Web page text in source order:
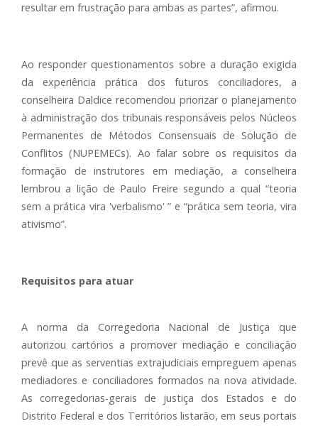
resultar em frustração para ambas as partes”, afirmou.
Ao responder questionamentos sobre a duração exigida
da experiência prática dos futuros conciliadores, a
conselheira Daldice recomendou priorizar o planejamento
à administração dos tribunais responsáveis pelos Núcleos
Permanentes de Métodos Consensuais de Solução de
Conflitos (NUPEMECs). Ao falar sobre os requisitos da
formação de instrutores em mediação, a conselheira
lembrou a lição de Paulo Freire segundo a qual “teoria
sem a prática vira 'verbalismo' ” e “prática sem teoria, vira
ativismo”.
Requisitos para atuar
A norma da Corregedoria Nacional de Justiça que
autorizou cartórios a promover mediação e conciliação
prevê que as serventias extrajudiciais empreguem apenas
mediadores e conciliadores formados na nova atividade.
As corregedorias-gerais de justiça dos Estados e do
Distrito Federal e dos Territórios listarão, em seus portais